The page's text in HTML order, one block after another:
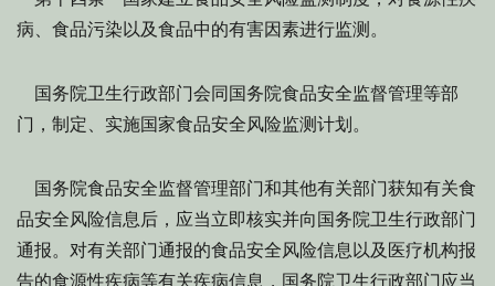
病、食品污染以及食品中的有害因素进行监测。
国务院卫生行政部门会同国务院食品安全监督管理等部
门，制定、实施国家食品安全风险监测计划。
国务院食品安全监督管理部门和其他有关部门获知有关食
品安全风险信息后，应当立即核实并向国务院卫生行政部门
通报。对有关部门通报的食品安全风险信息以及医疗机构报
告的食源性疾病等有关疾病信息，国务院卫生行政部门应当